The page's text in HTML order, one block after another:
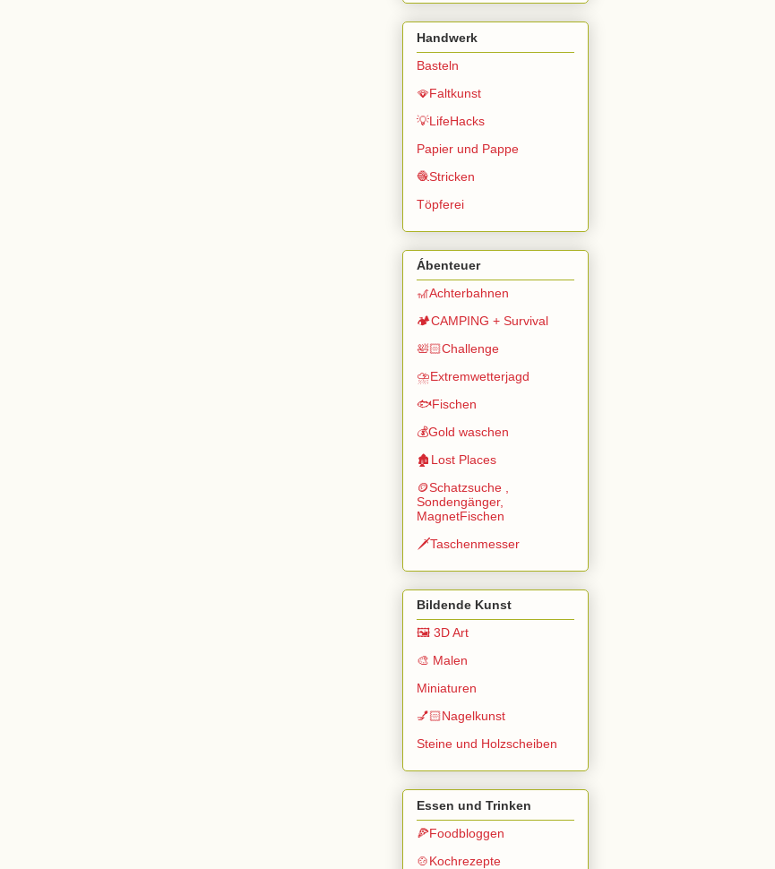
Handwerk
Basteln
🪭Faltkunst
💡LifeHacks
Papier und Pappe
🧶Stricken
Töpferei
Ábenteuer
🎢Achterbahnen
🏕️CAMPING + Survival
🛀🏻Challenge
⛈️Extremwetterjagd
🐟Fischen
💰Gold waschen
🏚️Lost Places
🪙Schatzsuche ,
Sondengänger,
MagnetFischen
🗡️Taschenmesser
Bildende Kunst
🖼️ 3D Art
🎨 Malen
Miniaturen
💅🏻Nagelkunst
Steine und Holzscheiben
Essen und Trinken
🍕Foodbloggen
🍲Kochrezepte